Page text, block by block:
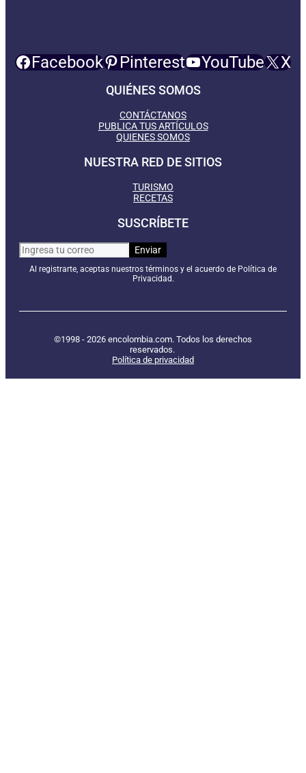
Facebook Pinterest YouTube X
QUIÉNES SOMOS
CONTÁCTANOS
PUBLICA TUS ARTÍCULOS
QUIENES SOMOS
NUESTRA RED DE SITIOS
TURISMO
RECETAS
SUSCRÍBETE
Al registrarte, aceptas nuestros términos y el acuerdo de Política de
Privacidad.
©1998 - 2026 encolombia.com. Todos los derechos
reservados.
Política de privacidad